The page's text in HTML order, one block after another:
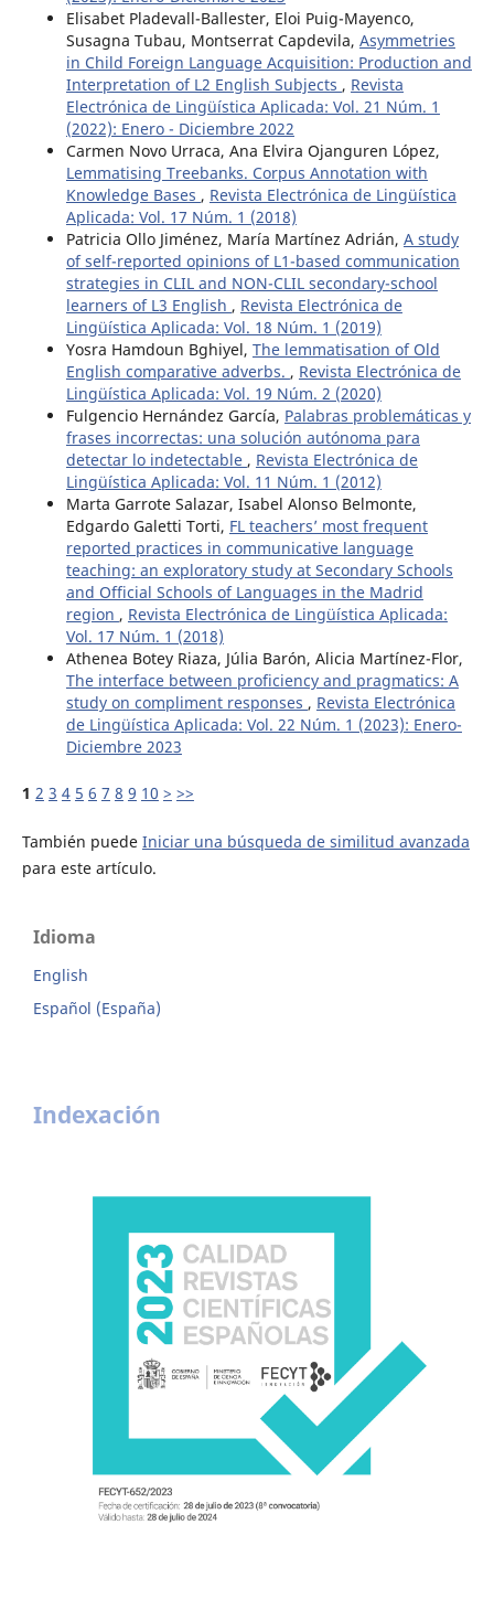
Elisabet Pladevall-Ballester, Eloi Puig-Mayenco,
Susagna Tubau, Montserrat Capdevila, Asymmetries
in Child Foreign Language Acquisition: Production and
Interpretation of L2 English Subjects , Revista
Electrónica de Lingüística Aplicada: Vol. 21 Núm. 1
(2022): Enero - Diciembre 2022
Carmen Novo Urraca, Ana Elvira Ojanguren López,
Lemmatising Treebanks. Corpus Annotation with
Knowledge Bases , Revista Electrónica de Lingüística
Aplicada: Vol. 17 Núm. 1 (2018)
Patricia Ollo Jiménez, María Martínez Adrián, A study
of self-reported opinions of L1-based communication
strategies in CLIL and NON-CLIL secondary-school
learners of L3 English , Revista Electrónica de
Lingüística Aplicada: Vol. 18 Núm. 1 (2019)
Yosra Hamdoun Bghiyel, The lemmatisation of Old
English comparative adverbs. , Revista Electrónica de
Lingüística Aplicada: Vol. 19 Núm. 2 (2020)
Fulgencio Hernández García, Palabras problemáticas y
frases incorrectas: una solución autónoma para
detectar lo indetectable , Revista Electrónica de
Lingüística Aplicada: Vol. 11 Núm. 1 (2012)
Marta Garrote Salazar, Isabel Alonso Belmonte,
Edgardo Galetti Torti, FL teachers’ most frequent
reported practices in communicative language
teaching: an exploratory study at Secondary Schools
and Official Schools of Languages in the Madrid
region , Revista Electrónica de Lingüística Aplicada:
Vol. 17 Núm. 1 (2018)
Athenea Botey Riaza, Júlia Barón, Alicia Martínez-Flor,
The interface between proficiency and pragmatics: A
study on compliment responses , Revista Electrónica
de Lingüística Aplicada: Vol. 22 Núm. 1 (2023): Enero-
Diciembre 2023
1 2 3 4 5 6 7 8 9 10 > >>
También puede Iniciar una búsqueda de similitud avanzada
para este artículo.
Idioma
English
Español (España)
Indexación